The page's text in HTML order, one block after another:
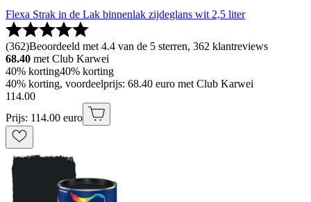
Flexa Strak in de Lak binnenlak zijdeglans wit 2,5 liter
(362)Beoordeeld met 4.4 van de 5 sterren, 362 klantreviews
68.40 met Club Karwei
40% korting40% korting
40% korting, voordeelprijs: 68.40 euro met Club Karwei
114.00
Prijs: 114.00 euro